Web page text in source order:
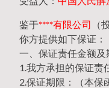
鉴于****有限公司 （
你方提供如下保证：
一、保证责任金额及
1.我方承担的保证责
2.保证期限：（本保